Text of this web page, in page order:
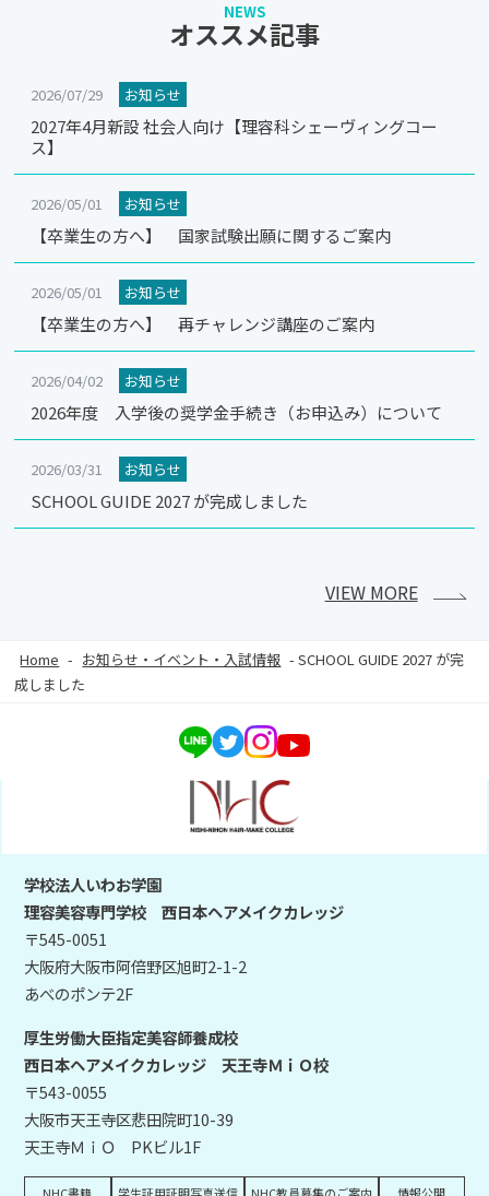
NEWS
オススメ記事
2026/07/29 お知らせ
2027年4月新設 社会人向け【理容科シェーヴィングコー
ス】
2026/05/01 お知らせ
【卒業生の方へ】 国家試験出願に関するご案内
2026/05/01 お知らせ
【卒業生の方へ】 再チャレンジ講座のご案内
2026/04/02 お知らせ
2026年度 入学後の奨学金手続き（お申込み）について
2026/03/31 お知らせ
SCHOOL GUIDE 2027 が完成しました
VIEW MORE
Home - お知らせ・イベント・入試情報 -SCHOOL GUIDE 2027 が完
成しました
学校法人いわお学園
理容美容専門学校 西日本ヘアメイクカレッジ
〒545-0051
大阪府大阪市阿倍野区旭町2-1-2
あべのポンテ2F
厚生労働大臣指定美容師養成校
西日本ヘアメイクカレッジ 天王寺ＭｉＯ校
〒543-0055
大阪市天王寺区悲田院町10-39
天王寺ＭｉＯ PKビル1F